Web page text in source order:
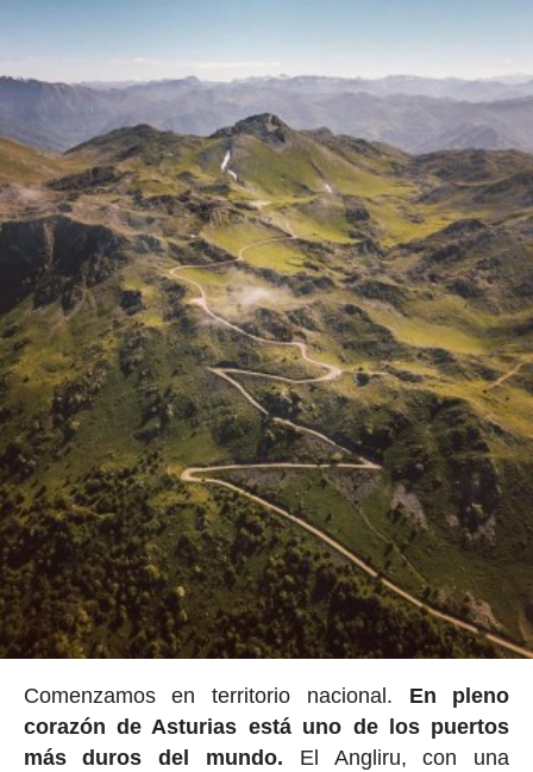
Comenzamos en territorio nacional. En pleno
corazón de Asturias está uno de los puertos
más duros del mundo. El Angliru, con una